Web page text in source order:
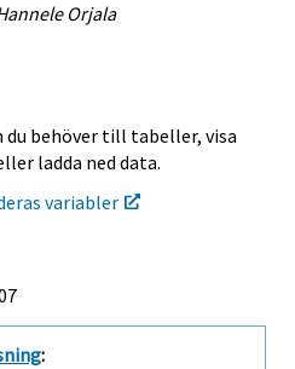
Orjala
du behöver till tabeller, visa
ladda ned data.
variabler
: